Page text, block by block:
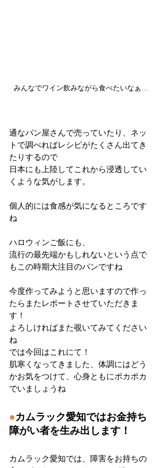
みんなでワイン飲みながら食べたいなぁ…
通なパン屋さんで売っていたり、ネッ
トで調べればレシピがたくさん出てき
たりするので
日本にも上陸してこれから浸透してい
くような気がします。
個人的には食感が気になるところです
ね
ハロウィンご飯にも、
流行の最先端かもしれないという点で
もこの時期大注目のパンですね
今度作ってみようと思いますので作っ
たらまたレポートさせていただきま
す！
よろしければまた覗いてみてください
ね
では今回はこれにて！
肌寒くなってきました、体調にはどう
かお気をつけて、心身ともにポカポカ
でいましょうね
●カムラック愛知ではお金持ち
障がい者を生み出します！
カムラック愛知では、障害をお持ちの